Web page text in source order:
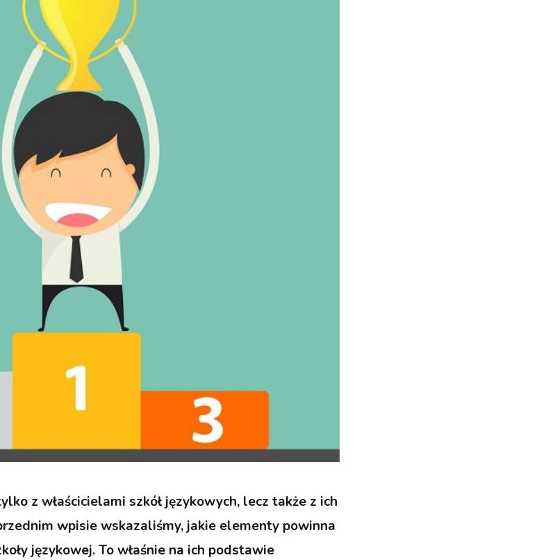
z właścicielami szkół językowych, lecz także z ich
wpisie wskazaliśmy, jakie elementy powinna
językowej. To właśnie na ich podstawie